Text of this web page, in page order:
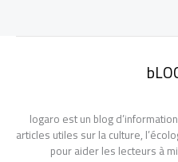
logaro est un blog
articles utiles sur la culture,
pour aider les lecteurs à